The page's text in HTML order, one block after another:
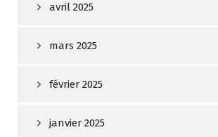
avril 2025
mars 2025
février 2025
janvier 2025